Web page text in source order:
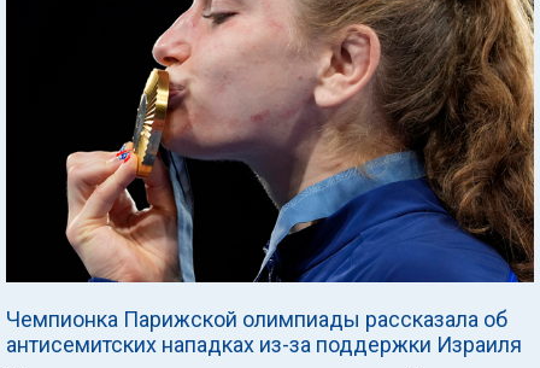
Чемпионка Парижской олимпиады рассказала об
антисемитских нападках из-за поддержки Израиля